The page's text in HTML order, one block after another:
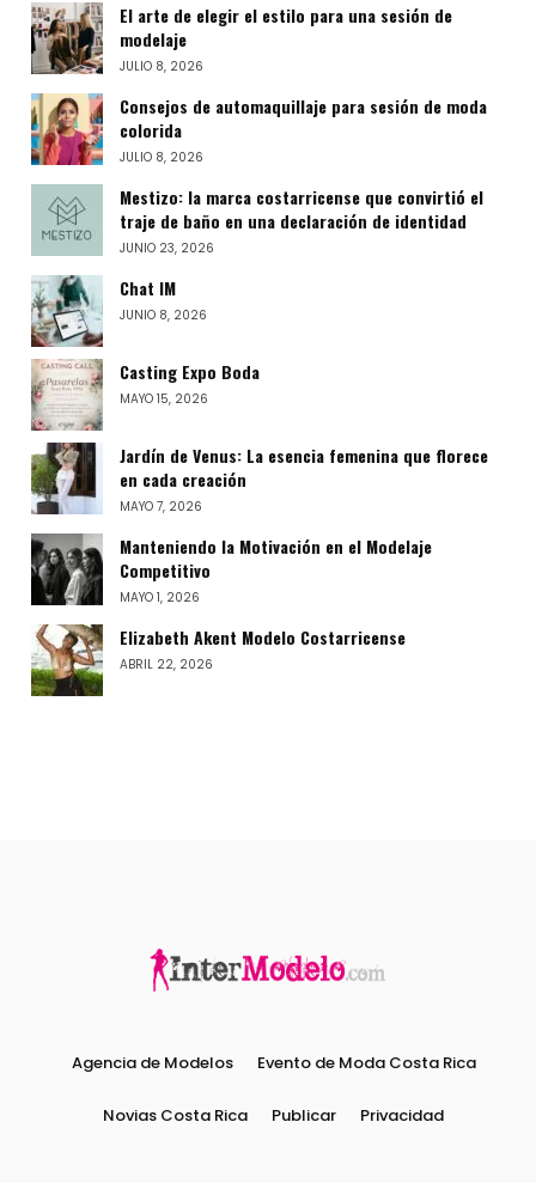
El arte de elegir el estilo para una sesión de
modelaje
JULIO 8, 2026
Consejos de automaquillaje para sesión de moda
colorida
JULIO 8, 2026
Mestizo: la marca costarricense que convirtió el
traje de baño en una declaración de identidad
JUNIO 23, 2026
Chat IM
JUNIO 8, 2026
Casting Expo Boda
MAYO 15, 2026
Jardín de Venus: La esencia femenina que florece
en cada creación
MAYO 7, 2026
Manteniendo la Motivación en el Modelaje
Competitivo
MAYO 1, 2026
Elizabeth Akent Modelo Costarricense
ABRIL 22, 2026
Agencia de Modelos Evento de Moda Costa Rica
Novias Costa Rica Publicar Privacidad